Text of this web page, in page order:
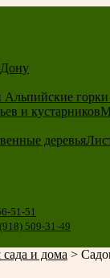
Альпийские горки
и кустарников
деревья
51-51
509-31-49
сада и дома >